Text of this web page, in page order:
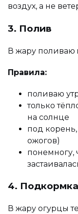
воздух, а не
3. Полив
В жару поливаю
Правила:
поливаю
только
на солнце
под
ожогов)
понемногу,
4.
В жару огурцы